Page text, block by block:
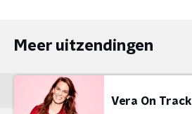
Meer uitzendingen
Vera On Track